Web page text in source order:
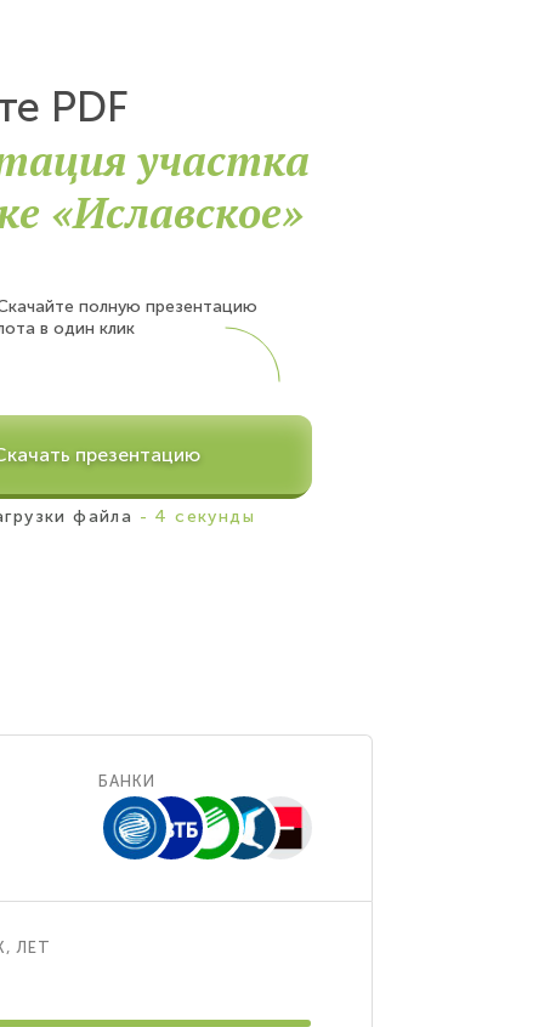
PDF
участка
«Иславское»
полную презентацию
в один клик
презентацию
файла - 4 секунды
БАНКИ
ЛЕТ